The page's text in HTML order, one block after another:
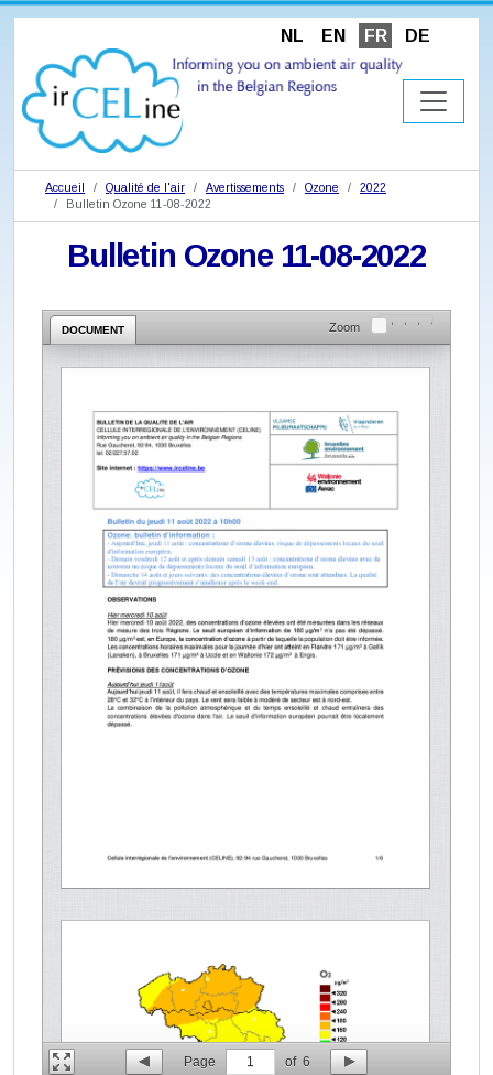
NL EN FR DE
Accueil Qualité de l'air Avertissements Ozone
2022
Bulletin Ozone 11-08-2022
Bulletin Ozone 11-08-2022
DOCUMENT Zoom
Page 1 of 6